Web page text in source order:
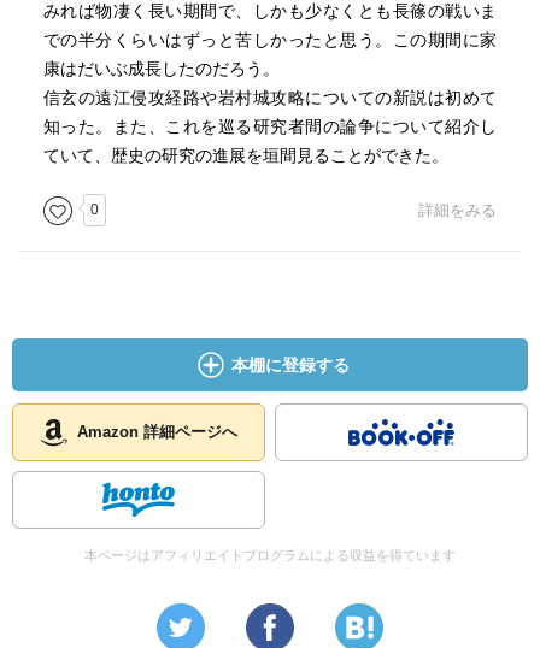
みれば物凄く長い期間で、しかも少なくとも長篠の戦いま
での半分くらいはずっと苦しかったと思う。この期間に家
康はだいぶ成長したのだろう。
信玄の遠江侵攻経路や岩村城攻略についての新説は初めて
知った。また、これを巡る研究者間の論争について紹介し
ていて、歴史の研究の進展を垣間見ることができた。
0 詳細をみる
本棚に登録する
Amazon 詳細ページへ
本ページはアフィリエイトプログラムによる収益を得ています